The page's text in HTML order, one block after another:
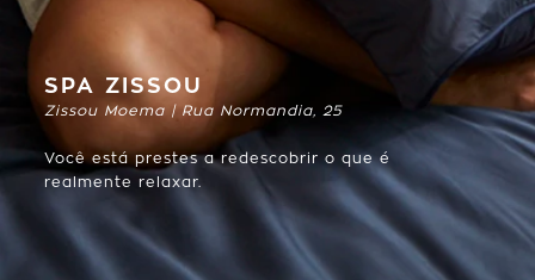
SPA ZISSOU
Zissou Moema | Rua Normandia, 25
Você está prestes a redescobrir o que é
realmente relaxar.